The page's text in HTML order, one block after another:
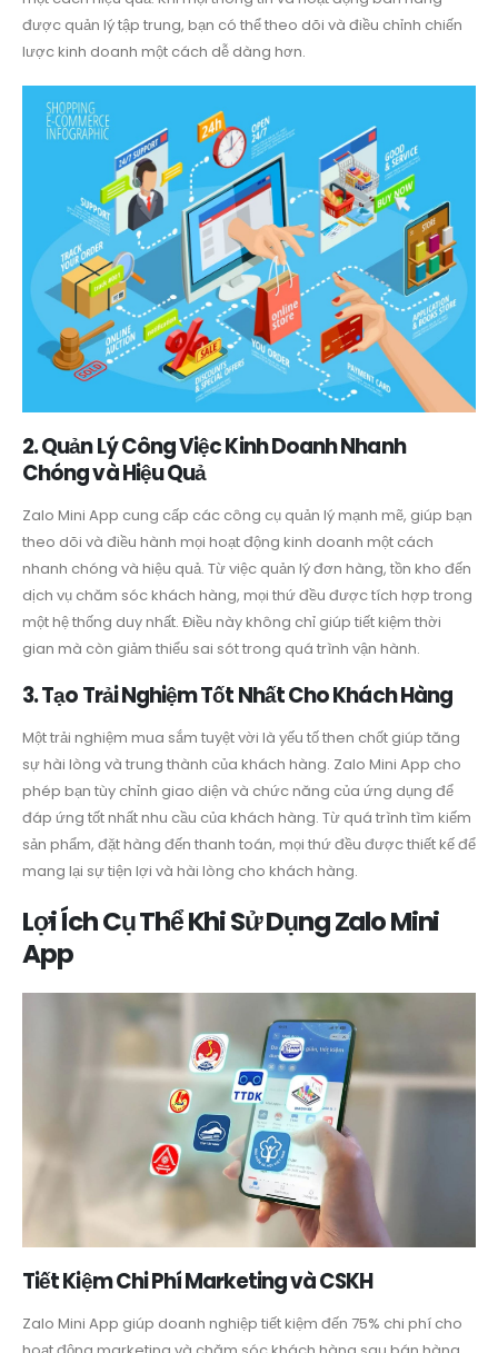
được quản lý tập trung, bạn có thể theo dõi và điều chỉnh chiến
lược kinh doanh một cách dễ dàng hơn.
2. Quản Lý Công Việc Kinh Doanh Nhanh
Chóng và Hiệu Quả
Zalo Mini App cung cấp các công cụ quản lý mạnh mẽ, giúp bạn
theo dõi và điều hành mọi hoạt động kinh doanh một cách
nhanh chóng và hiệu quả. Từ việc quản lý đơn hàng, tồn kho đến
dịch vụ chăm sóc khách hàng, mọi thứ đều được tích hợp trong
một hệ thống duy nhất. Điều này không chỉ giúp tiết kiệm thời
gian mà còn giảm thiểu sai sót trong quá trình vận hành.
3. Tạo Trải Nghiệm Tốt Nhất Cho Khách Hàng
Một trải nghiệm mua sắm tuyệt vời là yếu tố then chốt giúp tăng
sự hài lòng và trung thành của khách hàng. Zalo Mini App cho
phép bạn tùy chỉnh giao diện và chức năng của ứng dụng để
đáp ứng tốt nhất nhu cầu của khách hàng. Từ quá trình tìm kiếm
sản phẩm, đặt hàng đến thanh toán, mọi thứ đều được thiết kế để
mang lại sự tiện lợi và hài lòng cho khách hàng.
Lợi Ích Cụ Thể Khi Sử Dụng Zalo Mini
App
Tiết Kiệm Chi Phí Marketing và CSKH
Zalo Mini App giúp doanh nghiệp tiết kiệm đến 75% chi phí cho